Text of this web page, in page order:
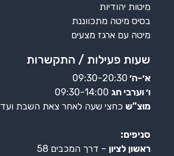
מיטות יהודיות
בסיס מיטה מתכווננת
מיטה עם ארגז מצעים
שעות פעילות / התקשרות
א׳-ה׳ 09:30-20:30
ו׳ וערבי חג
מוצ”ש כחצי שעה לאחר צאת השבת ועד 22:30
סניפים:
ראשון לציון – דרך המכבים 58